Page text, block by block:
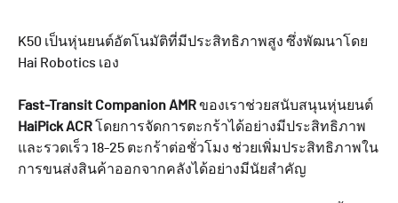
K50 เป็นหุ่นยนต์อัตโนมัติที่มีประสิทธิภาพสูง ซึ่งพัฒนาโดย
Hai Robotics เอง
Fast-Transit CompanionAMRของเราช่วยสนับสนุนหุ่นยนต์
HaiPickACR โดยการจัดการตะกร้าได้อย่างมีประสิทธิภาพ
และรวดเร็ว 18-25 ตะกร้าต่อชั่วโมง ช่วยเพิ่มประสิทธิภาพใน
การขนส่งสินค้าออกจากคลังได้อย่างมีนัยสำคัญ